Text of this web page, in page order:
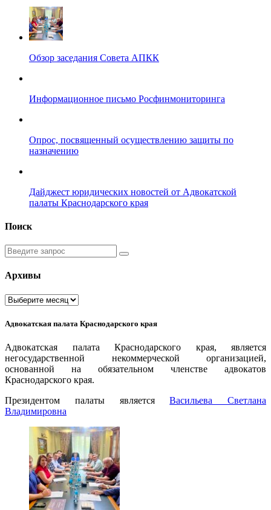
Обзор заседания Совета АПКК
Информационное письмо Росфинмониторинга
Опрос, посвященный осуществлению защиты по
назначению
Дайджест юридических новостей от Адвокатской
палаты Краснодарского края
Поиск
Введите
запрос
Архивы
Архивы
Адвокатская палата Краснодарского края
Адвокатская палата Краснодарского края, является
негосударственной некоммерческой организацией,
основанной на обязательном членстве адвокатов
Краснодарского края.
Президентом палаты являетсяВаcильева Светлана
Владимировна